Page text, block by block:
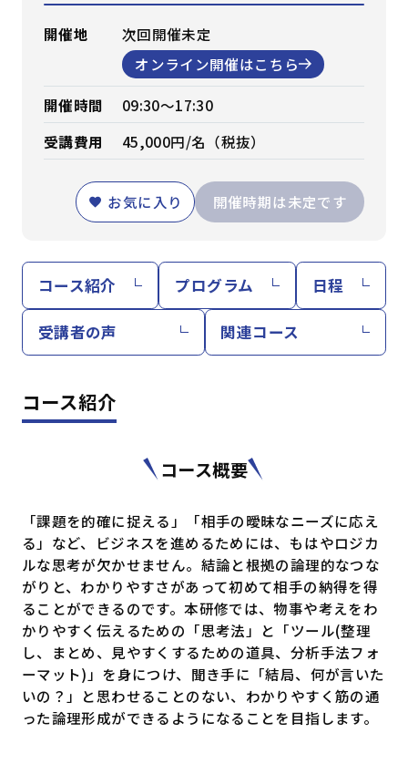
開催地
次回開催未定
オンライン開催はこちら
開催時間
09:30～17:30
受講費用
45,000円/名（税抜）
お気に入り 開催時期は未定です
コース紹介 プログラム 日程
受講者の声 関連コース
コース紹介
コース概要
「課題を的確に捉える」「相手の曖昧なニーズに応え
る」など、ビジネスを進めるためには、もはやロジカ
ルな思考が欠かせません。結論と根拠の論理的なつな
がりと、わかりやすさがあって初めて相手の納得を得
ることができるのです。本研修では、物事や考えをわ
かりやすく伝えるための「思考法」と「ツール(整理
し、まとめ、見やすくするための道具、分析手法フォ
ーマット)」を身につけ、聞き手に「結局、何が言いた
いの？」と思わせることのない、わかりやすく筋の通
った論理形成ができるようになることを目指します。